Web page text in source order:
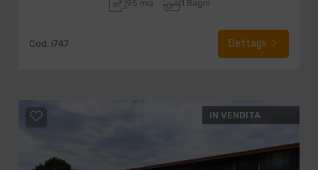
95 mq 1 Bagni
Cod. i747 Dettagli
IN VENDITA